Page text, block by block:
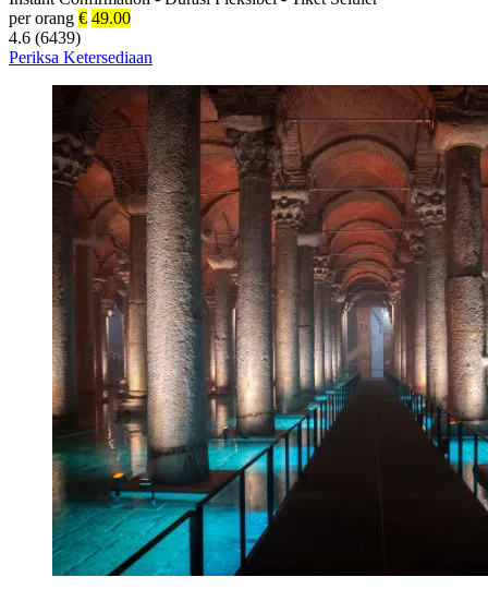
per orang € 49.00
4.6 (6439)
Periksa Ketersediaan